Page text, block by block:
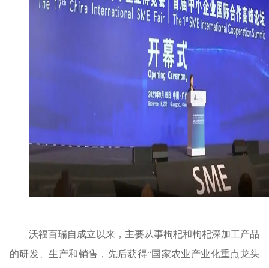
沃福百瑞自成立以来，主要从事枸杞和枸杞深加工产品
的研发、生产和销售，先后获得“国家农业产业化重点龙头